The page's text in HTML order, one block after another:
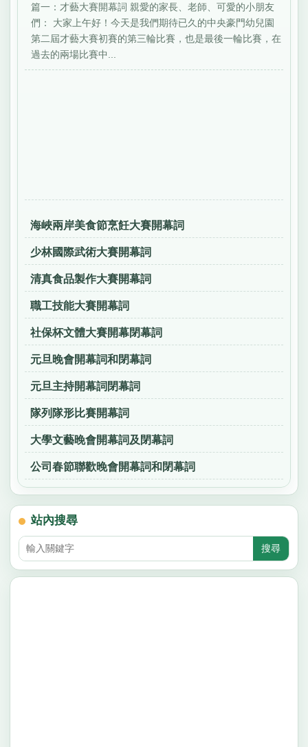
篇一：才藝大賽開幕詞 親愛的家長、老師、可愛的小朋友
們： 大家上午好！今天是我們期待已久的中央豪門幼兒園
第二屆才藝大賽初賽的第三輪比賽，也是最後一輪比賽，在
過去的兩場比賽中...
海峽兩岸美食節烹飪大賽開幕詞
少林國際武術大賽開幕詞
清真食品製作大賽開幕詞
職工技能大賽開幕詞
社保杯文體大賽開幕閉幕詞
元旦晚會開幕詞和閉幕詞
元旦主持開幕詞閉幕詞
隊列隊形比賽開幕詞
大學文藝晚會開幕詞及閉幕詞
公司春節聯歡晚會開幕詞和閉幕詞
站內搜尋